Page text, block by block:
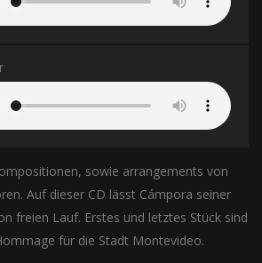
sowie arrangements von
Auf dieser CD lässt Cámpora seiner
freien Lauf. Erstes und letztes Stück sind
für die Stadt Montevideo.